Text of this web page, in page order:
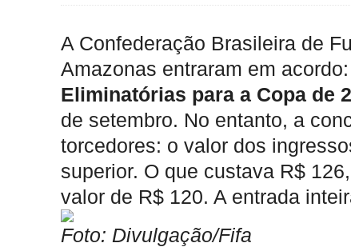
A Confederação Brasileira de
Amazonas entraram em
Eliminatórias para a Copa de
de setembro. No entanto, a
torcedores: o valor dos
superior. O que custava R$
valor de R$ 120. A entrada
Foto: Divulgação/Fifa